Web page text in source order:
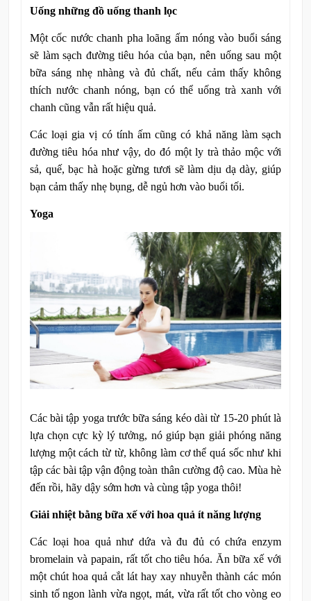
Uống những đồ uống thanh lọc
Một cốc nước chanh pha loãng ấm nóng vào buổi sáng
sẽ làm sạch đường tiêu hóa của bạn, nên uống sau một
bữa sáng nhẹ nhàng và đủ chất, nếu cảm thấy không
thích nước chanh nóng, bạn có thể uống trà xanh với
chanh cũng vẫn rất hiệu quả.
Các loại gia vị có tính ấm cũng có khả năng làm sạch
đường tiêu hóa như vậy, do đó một ly trà thảo mộc với
sả, quế, bạc hà hoặc gừng tươi sẽ làm dịu dạ dày, giúp
bạn cảm thấy nhẹ bụng, dễ ngủ hơn vào buổi tối.
Yoga
Các bài tập yoga trước bữa sáng kéo dài từ 15-20 phút là
lựa chọn cực kỳ lý tưởng, nó giúp bạn giải phóng năng
lượng một cách từ từ, không làm cơ thể quá sốc như khi
tập các bài tập vận động toàn thân cường độ cao. Mùa hè
đến rồi, hãy dậy sớm hơn và cùng tập yoga thôi!
Giải nhiệt bằng bữa xế với hoa quả ít năng lượng
Các loại hoa quả như dứa và đu đủ có chứa enzym
bromelain và papain, rất tốt cho tiêu hóa. Ăn bữa xế với
một chút hoa quả cắt lát hay xay nhuyễn thành các món
sinh tố ngon lành vừa ngọt, mát, vừa rất tốt cho vòng eo